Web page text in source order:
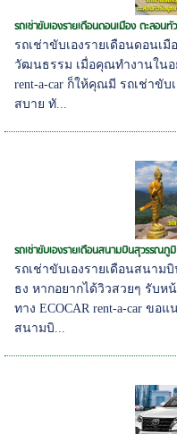
รถเช่าขับเองรายเดือนดอนเมือง ตะลอ
รถเช่าขับเองรายเดือนดอนเ
วัฒนธรรม เมื่อคุณทำงานในอ
rent-a-car ก็ให้คุณมี รถเช่าขั
สบาย ทั...
รถเช่าขับเองรายเดือนสนามบินสุวรรณภู
รถเช่าขับเองรายเดือนสนา
ธง หากอยากได้วิวสวยๆ รับห
ทาง ECOCAR rent-a-car ขอ
สนามบิ...